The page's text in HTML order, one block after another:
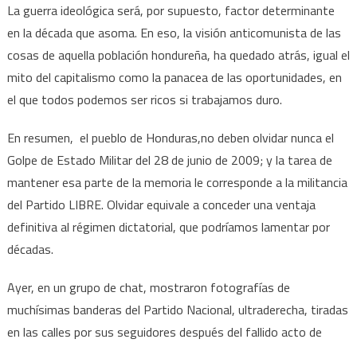
La guerra ideológica será, por supuesto, factor determinante
en la década que asoma. En eso, la visión anticomunista de las
cosas de aquella población hondureña, ha quedado atrás, igual el
mito del capitalismo como la panacea de las oportunidades, en
el que todos podemos ser ricos si trabajamos duro.
En resumen, el pueblo de Honduras,no deben olvidar nunca el
Golpe de Estado Militar del 28 de junio de 2009; y la tarea de
mantener esa parte de la memoria le corresponde a la militancia
del Partido LIBRE. Olvidar equivale a conceder una ventaja
definitiva al régimen dictatorial, que podríamos lamentar por
décadas.
Ayer, en un grupo de chat, mostraron fotografías de
muchísimas banderas del Partido Nacional, ultraderecha, tiradas
en las calles por sus seguidores después del fallido acto de